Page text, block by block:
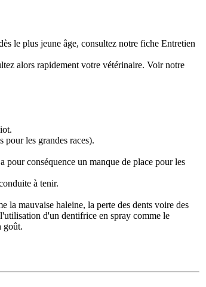
le plus jeune âge, consultez notre fiche Entretien
alors rapidement votre vétérinaire. Voir notre
pour les grandes races).
pour conséquence un manque de place pour les
à tenir.
la mauvaise haleine, la perte des dents voire des
d'un dentifrice en spray comme le
goût.